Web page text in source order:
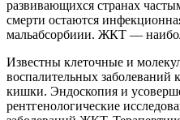
развивающихся странах
смерти остаются
мальабсорбиии. ЖКТ —
Известны клеточные и
воспалительных заболеваний
кишки. Эндоскопия и
рентгенологические